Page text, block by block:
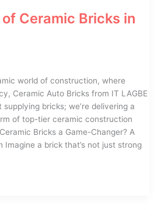
Ceramic Bricks in
world of construction, where
Ceramic Auto Bricks from IT LAGBE
supplying bricks; we’re delivering a
of top-tier ceramic construction
Bricks a Game-Changer? A
Imagine a brick that’s not just strong